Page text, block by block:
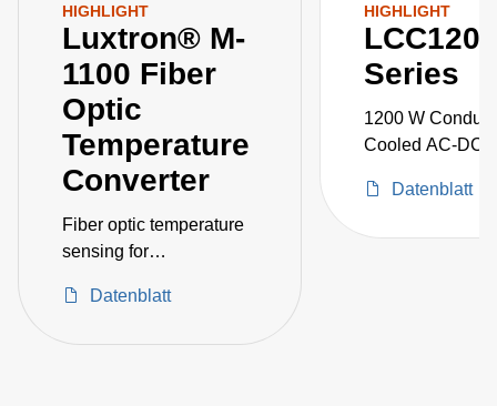
HIGHLIGHT
Luxtron® M-
1100 Fiber
Optic
Temperature
Converter
Fiber optic temperature
sensing for
and deposition
Datenblatt
HIGHLIGHT
LCC1200
Series
1200 W
Cooled AC-DC
Datenblatt